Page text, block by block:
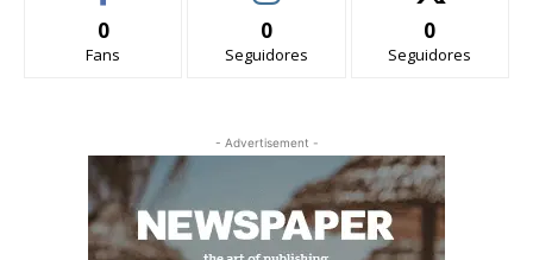
0
Fans
0
Seguidores
0
Seguidores
- Advertisement -